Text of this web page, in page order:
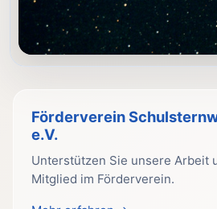
Förderverein
e.V.
Unterstützen Sie unsere Arbeit
Mitglied im Förderverein.